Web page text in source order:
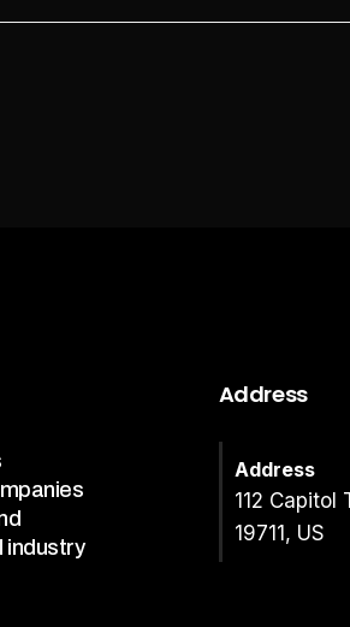
industry
Address
Address
112 Capitol
19711, US